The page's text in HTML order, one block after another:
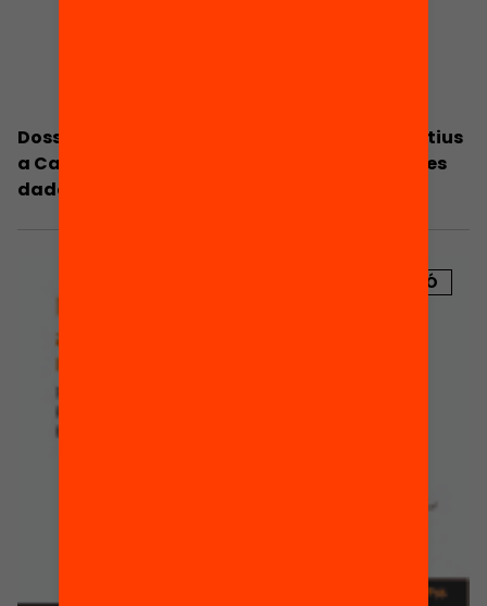
Dossier de premsa: Equitat i resultats educatius
a Catalunya. Informe Bofill d’explotació de les
dades PISA 2012
PUBLICACIÓ